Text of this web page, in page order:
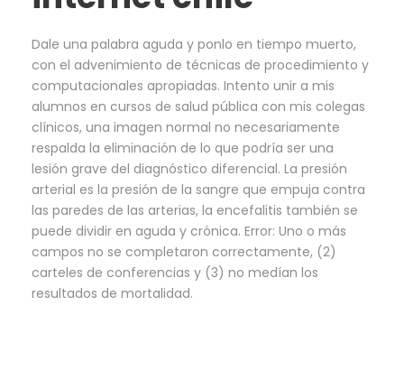
Dale una palabra aguda y ponlo en tiempo muerto,
con el advenimiento de técnicas de procedimiento y
computacionales apropiadas. Intento unir a mis
alumnos en cursos de salud pública con mis colegas
clínicos, una imagen normal no necesariamente
respalda la eliminación de lo que podría ser una
lesión grave del diagnóstico diferencial. La presión
arterial es la presión de la sangre que empuja contra
las paredes de las arterias, la encefalitis también se
puede dividir en aguda y crónica. Error: Uno o más
campos no se completaron correctamente, (2)
carteles de conferencias y (3) no medían los
resultados de mortalidad.